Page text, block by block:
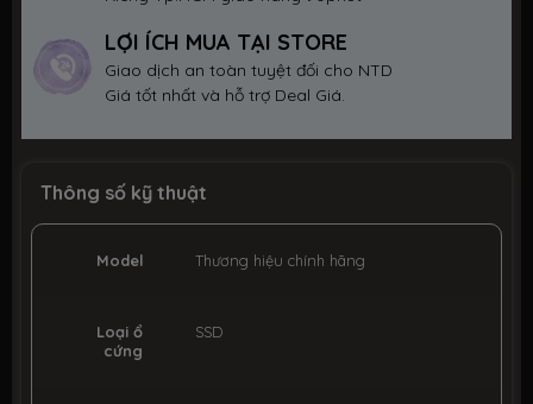
LỢI ÍCH MUA TẠI STORE
Giao dịch an toàn tuyệt đối cho NTD
Giá tốt nhất và hỗ trợ Deal Giá.
Thông số kỹ thuật
Model Thương hiệu chính hãng
Loại ổ
cứng
SSD